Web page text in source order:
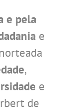
e pela
e
,
e
de